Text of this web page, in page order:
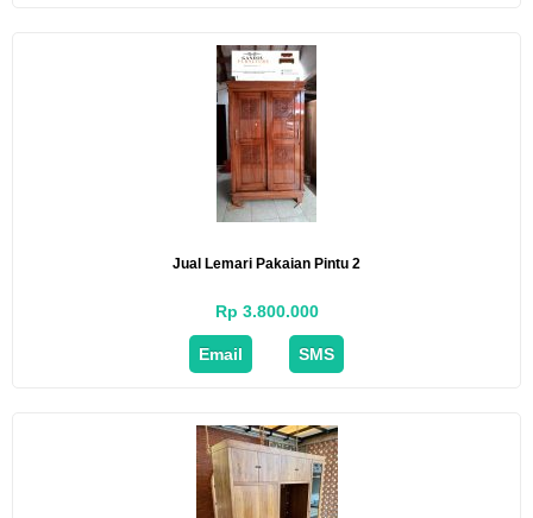
Jual Lemari Pakaian Pintu 2
Rp 3.800.000
Email SMS